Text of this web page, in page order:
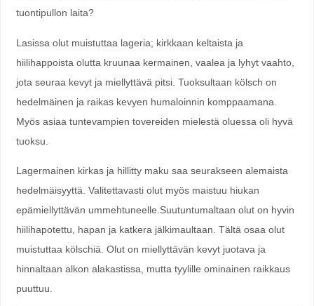
tuontipullon laita?
Lasissa olut muistuttaa lageria; kirkkaan keltaista ja
hiilihappoista olutta kruunaa kermainen, vaalea ja lyhyt vaahto,
jota seuraa kevyt ja miellyttävä pitsi. Tuoksultaan kölsch on
hedelmäinen ja raikas kevyen humaloinnin komppaamana.
Myös asiaa tuntevampien tovereiden mielestä oluessa oli hyvä
tuoksu.
Lagermainen kirkas ja hillitty maku saa seurakseen alemaista
hedelmäisyyttä. Valitettavasti olut myös maistuu hiukan
epämiellyttävän ummehtuneelle.Suutuntumaltaan olut on hyvin
hiilihapotettu, hapan ja katkera jälkimaultaan. Tältä osaa olut
muistuttaa kölschiä. Olut on miellyttävän kevyt juotava ja
hinnaltaan alkon alakastissa, mutta tyylille ominainen raikkaus
puuttuu.